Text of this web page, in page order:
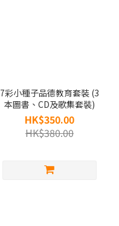
7彩小種子品德教育套裝 (3
本圖書、CD及歌集套裝)
HK$350.00
HK$380.00